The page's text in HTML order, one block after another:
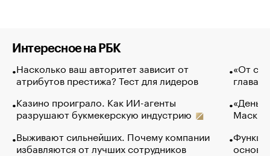
Интересное на РБК
Насколько ваш авторитет зависит от
атрибутов престижа? Тест для лидеров
Казино проиграло. Как ИИ-агенты
разрушают букмекерскую индустрию
Выживают сильнейших. Почему компании
избавляются от лучших сотрудников
«От
глава
Маск в
основ